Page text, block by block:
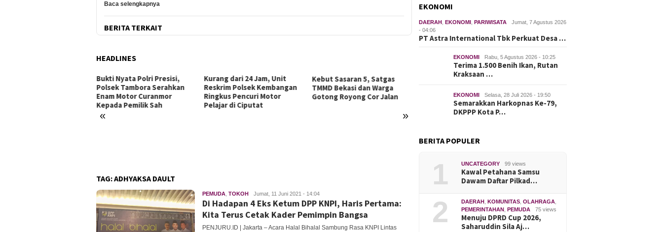
Baca selengkapnya
BERITA TERKAIT
HEADLINES
« »
Bukti Nyata Polri Presisi,
Polsek Tambora Serahkan
Enam Motor Curanmor
Kepada Pemilik Sah
Kurang dari 24 Jam, Unit
Reskrim Polsek Kembangan
Ringkus Pencuri Motor
Pelajar di Ciputat
Kebut Sasaran 5, Satgas
TMMD Bekasi dan Warga
Gotong Royong Cor Jalan
Pengantin di Tarowang
Baru dari Dukcapil
Jeneponto
di Desa Bojongkamal
TAG:ADHYAKSA DAULT
PEMUDA TOKOH Lucky
Andriyani
Jumat, 11 Juni 2021 - 14:04
Di Hadapan 4 Eks Ketum DPP KNPI, Haris Pertama:
Kita Terus Cetak Kader Pemimpin Bangsa
PENJURU.ID | Jakarta – Acara Halal Bihalal Sambung Rasa KNPI Lintas
EKONOMI
DAERAH ,EKONOMI ,PARIWISATA
Jumat, 7 Agustus 2026
- 04:06
PT Astra International Tbk Perkuat Desa …
EKONOMI Rabu, 5 Agustus 2026 - 10:25
Terima 1.500 Benih Ikan, Rutan
Kraksaan …
EKONOMI Selasa, 28 Juli 2026 - 19:50
Semarakkan Harkopnas Ke-79,
DKPPP Kota P…
BERITA POPULER
1 UNCATEGORY 99 views
Kawal Petahana Samsu
Dawam Daftar Pilkad…
2 DAERAH ,KOMUNITAS ,OLAHRAGA
PEMERINTAHAN ,PEMUDA 75 views
Menuju DPRD Cup 2026,
Saharuddin Sila Aj…